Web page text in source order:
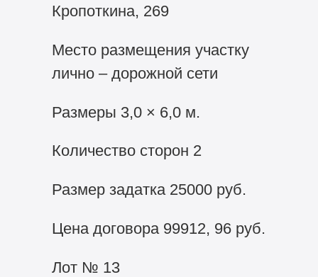
Кропоткина, 269
Место размещения участку
лично – дорожной сети
Размеры 3,0 × 6,0 м.
Количество сторон 2
Размер задатка 25000 руб.
Цена договора 99912, 96 руб.
Лот № 13